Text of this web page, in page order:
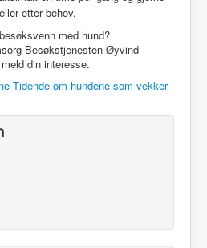
etter behov.
med hund?
Besøkstjenesten Øyvind
din interesse.
Tidende om hundene som vekker